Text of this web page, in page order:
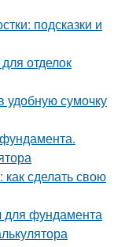
подсказки и
отделок
удобную сумочку
как сделать свою
для фундамента